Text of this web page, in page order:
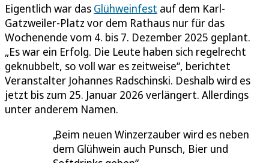
Eigentlich war das Glühweinfest auf dem Karl-
Gatzweiler-Platz vor dem Rathaus nur für das
Wochenende vom 4. bis 7. Dezember 2025 geplant.
„Es war ein Erfolg. Die Leute haben sich regelrecht
geknubbelt, so voll war es zeitweise“, berichtet
Veranstalter Johannes Radschinski. Deshalb wird es
jetzt bis zum 25. Januar 2026 verlängert. Allerdings
unter anderem Namen.
Beim neuen Winzerzauber wird es neben
dem Glühwein auch Punsch, Bier und